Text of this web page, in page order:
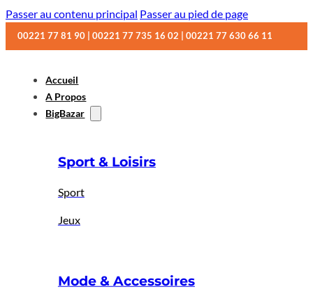
Passer au contenu principal Passer au pied de page
00221 77 81 90 | 00221 77 735 16 02 | 00221 77 630 66 11
Accueil
A Propos
BigBazar
Sport & Loisirs
Sport
Jeux
Mode & Accessoires